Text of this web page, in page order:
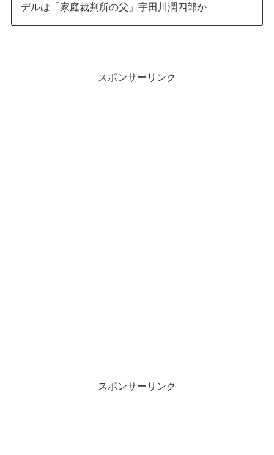
デルは「家庭裁判所の父」宇田川潤四郎か
スポンサーリンク
スポンサーリンク